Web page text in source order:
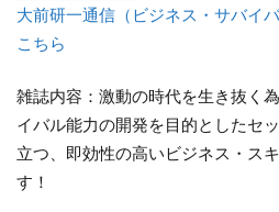
大前研一通信（ビジネス・サバイ
こちら
雑誌内容：激動の時代を生き抜く
イバル能力の開発を目的としたセ
立つ、即効性の高いビジネス・ス
す！